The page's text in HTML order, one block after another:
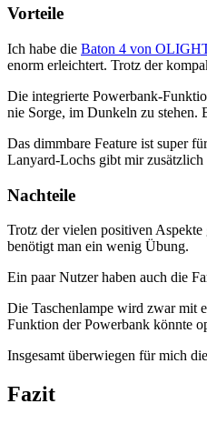
Vorteile
Ich habe die Baton 4 von
enorm erleichtert. Trotz der
Die integrierte Powerbank-
nie Sorge, im Dunkeln zu stehen.
Das dimmbare Feature ist super
Lanyard-Lochs gibt mir
Nachteile
Trotz der vielen positiven
benötigt man ein wenig Übung.
Ein paar Nutzer haben auch die
Die Taschenlampe wird zwar mit
Funktion der Powerbank könnte
Insgesamt überwiegen für mich
Fazit